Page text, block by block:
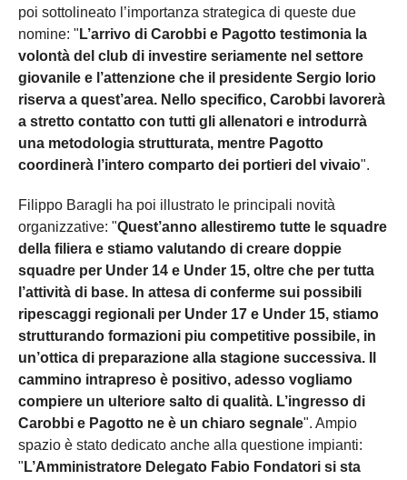
poi sottolineato l’importanza strategica di queste due
nomine: " L’arrivo di Carobbi e Pagotto testimonia la
volontà del club di investire seriamente nel settore
giovanile e l’attenzione che il presidente Sergio Iorio
riserva a quest’area. Nello specifico, Carobbi lavorerà
a stretto contatto con tutti gli allenatori e introdurrà
una metodologia strutturata, mentre Pagotto
coordinerà l’intero comparto dei portieri del vivaio".
Filippo Baragli ha poi illustrato le principali novità
organizzative: "Quest’anno allestiremo tutte le squadre
della filiera e stiamo valutando di creare doppie
squadre per Under 14 e Under 15, oltre che per tutta
l’attività di base. In attesa di conferme sui possibili
ripescaggi regionali per Under 17 e Under 15, stiamo
strutturando formazioni piu competitive possibile, in
un’ottica di preparazione alla stagione successiva. Il
cammino intrapreso è positivo, adesso vogliamo
compiere un ulteriore salto di qualità. L’ingresso di
Carobbi e Pagotto ne è un chiaro segnale". Ampio
spazio è stato dedicato anche alla questione impianti:
" L’Amministratore Delegato Fabio Fondatori si sta